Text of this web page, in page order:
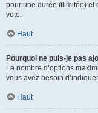
pour une durée illimitée) et
vote.
Haut
Pourquoi ne puis-je pas
Le nombre d’options
vous avez besoin
Haut